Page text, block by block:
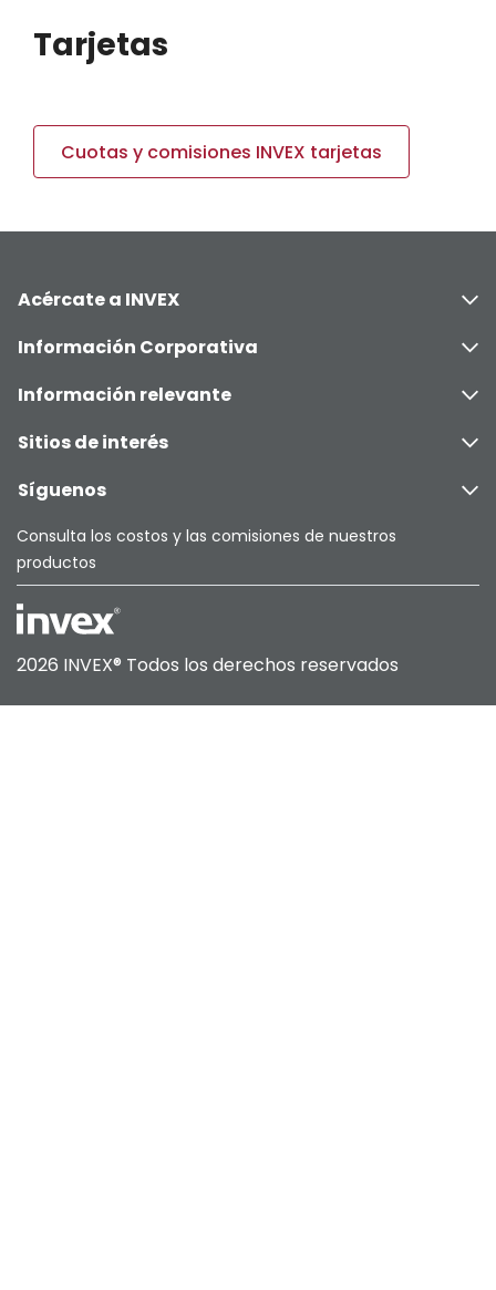
Tarjetas
Cuotas y comisiones INVEX tarjetas
Acércate a INVEX
Información Corporativa
Información relevante
Sitios de interés
Síguenos
Consulta los costos y las comisiones de nuestros
productos
2026 INVEX® Todos los derechos reservados